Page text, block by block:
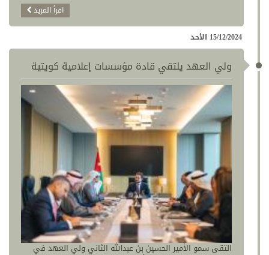
اقرأ المزيد
15/12/2024 الأحد
ولي العهد يلتقي قادة مؤسسات إعلامية كويتية
التقى سمو الأمير الحسين بن عبدالله الثاني ولي العهد في